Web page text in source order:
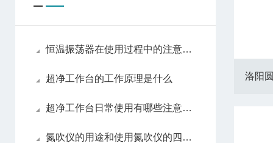
恒温振荡器在使用过程中的注意事项
超净工作台的工作原理是什么
超净工作台日常使用有哪些注意事项
氮吹仪的用途和使用氮吹仪的四大优势
洛阳